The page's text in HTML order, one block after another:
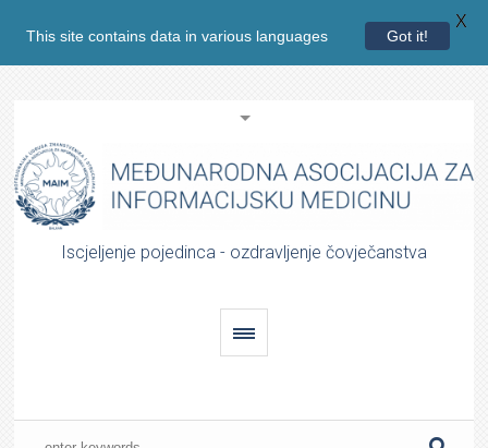
Iscjeljenje pojedinca - ozdravljenje čovječanstva
This site contains data in various languages Got it!
X